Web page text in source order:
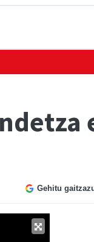
Gehitu